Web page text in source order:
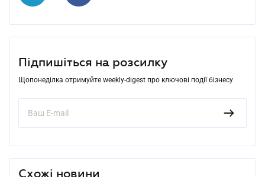
Підпишіться на розсилку
Щопонеділка отримуйте weekly-digest про ключові події бізнесу
Схожі новини